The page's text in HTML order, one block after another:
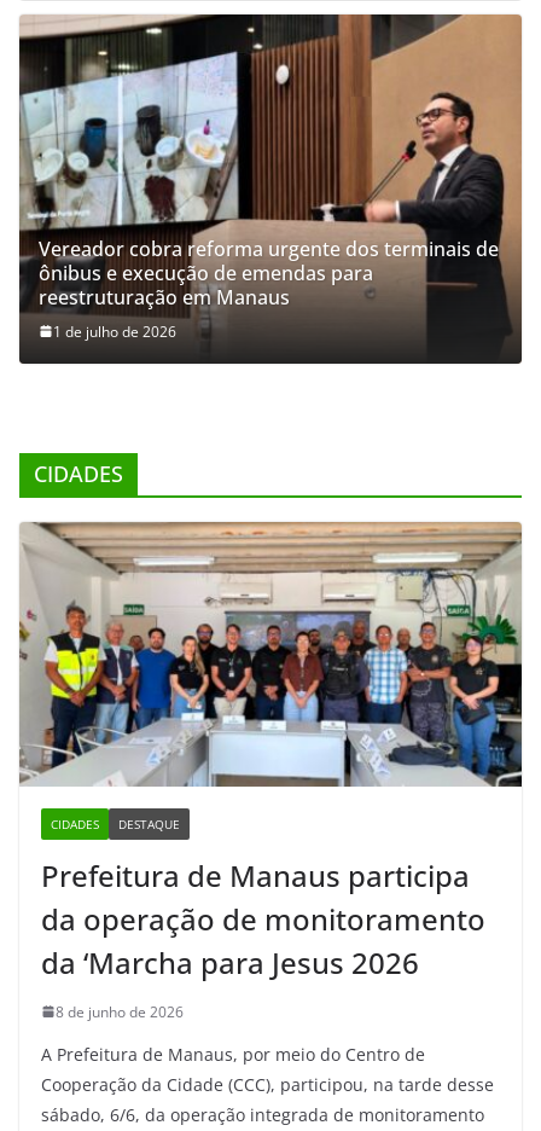
Vereador cobra reforma urgente dos terminais de
ônibus e execução de emendas para
reestruturação em Manaus
1 de julho de 2026
CIDADES
CIDADES DESTAQUE
Prefeitura de Manaus participa
da operação de monitoramento
da ‘Marcha para Jesus 2026
8 de junho de 2026
A Prefeitura de Manaus, por meio do Centro de
Cooperação da Cidade (CCC), participou, na tarde desse
sábado, 6/6, da operação integrada de monitoramento